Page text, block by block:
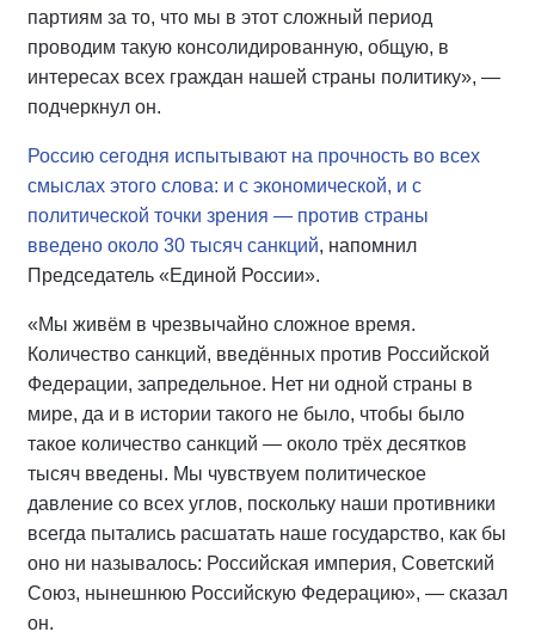
партиям за то, что мы в этот сложный период
проводим такую консолидированную, общую, в
интересах всех граждан нашей страны политику», —
подчеркнул он.
Россию сегодня испытывают на прочность во всех
смыслах этого слова: и с экономической, и с
политической точки зрения — против страны
введено около 30 тысяч санкций, напомнил
Председатель «Единой России».
«Мы живём в чрезвычайно сложное время.
Количество санкций, введённых против Российской
Федерации, запредельное. Нет ни одной страны в
мире, да и в истории такого не было, чтобы было
такое количество санкций — около трёх десятков
тысяч введены. Мы чувствуем политическое
давление со всех углов, поскольку наши противники
всегда пытались расшатать наше государство, как бы
оно ни называлось: Российская империя, Советский
Союз, нынешнюю Российскую Федерацию», — сказал
он.